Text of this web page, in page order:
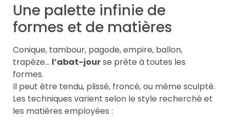
Une palette infinie de
formes et de matières
Conique, tambour, pagode, empire, ballon,
trapèze… l’abat-jourse prête à toutes les
formes.
Il peut être tendu, plissé, froncé, ou même sculpté.
Les techniques varient selon le style recherché et
les matières employées :